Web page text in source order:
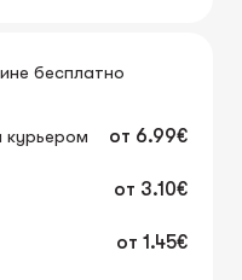
бесплатно
от 6.99€
от 3.10€
от 1.45€